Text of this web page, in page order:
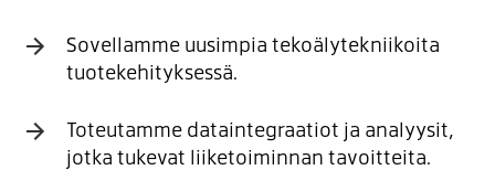
Sovellamme uusimpia tekoälytekniikoita
tuotekehityksessä.
Toteutamme dataintegraatiot ja analyysit,
jotka tukevat liiketoiminnan tavoitteita.